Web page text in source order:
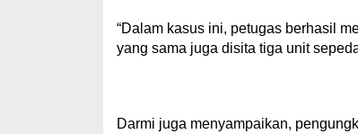
“Dalam kasus ini, petugas berhasil
yang sama juga disita tiga unit
Darmi juga menyampaikan,